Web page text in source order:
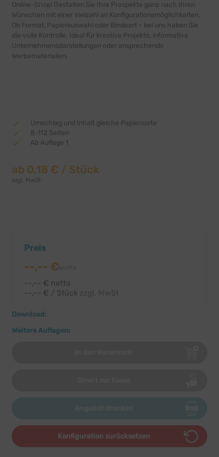
Online-Shop! Gestalten Sie Ihre Prospekte ganz nach Ihren
Wünschen mit einer Vielzahl an Konfigurationsmöglichkeiten.
Ob Format, Papierauswahl oder Bindeart – bei uns haben Sie
die volle Kontrolle. Ideal für kreative Projekte, informative
Unternehmensdarstellungen oder ansprechende
Werbematerialien.
Umschlag und Inhalt gleiche Papiersorte
8-112 Seiten
Ab Auflage 1
ab 0,18 € / Stück
zzgl. MwSt.
Preis
--,-- €
--,-- € netto
--,-- € / Stück
Download:
Weitere Auflagen:
Konfiguration zurücksetzen